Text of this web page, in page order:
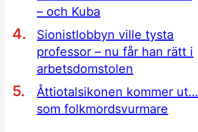
– och Kuba
Sionistlobbyn ville tysta
professor – nu får han rätt i
arbetsdomstolen
Åttiotalsikonen kommer ut…
som folkmordsvurmare